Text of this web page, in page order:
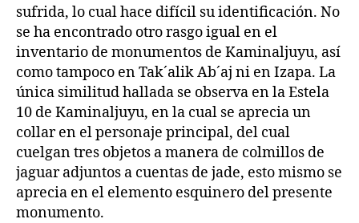
sufrida, lo cual hace difícil su identificación. No
se ha encontrado otro rasgo igual en el
inventario de monumentos de Kaminaljuyu, así
como tampoco en Tak´alik Ab´aj ni en Izapa. La
única similitud hallada se observa en la Estela
10 de Kaminaljuyu, en la cual se aprecia un
collar en el personaje principal, del cual
cuelgan tres objetos a manera de colmillos de
jaguar adjuntos a cuentas de jade, esto mismo se
aprecia en el elemento esquinero del presente
monumento.